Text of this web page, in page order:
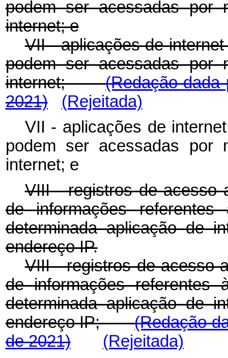
podem ser acessadas por
internet; e
VII - aplicações de
podem ser acessadas por
internet;(Redação dada
2021)
(Rejeitada)
VII - aplicações de
podem ser acessadas por
internet; e
VIII - registros de acesso
de informações
determinada aplicação de
endereço IP.
VIII - registros de acesso
de informações
determinada aplicação de
endereço IP;(Redação
de 2021)
(Rejeitada)